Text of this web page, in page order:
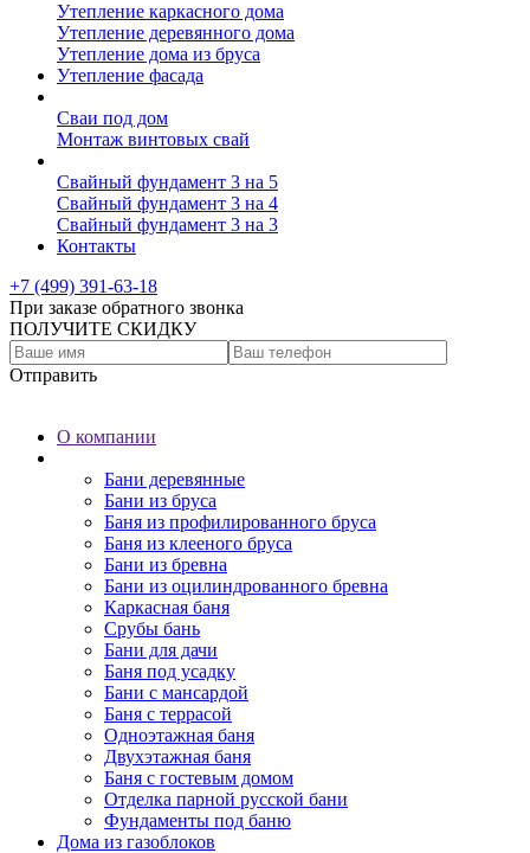
Утепление каркасного дома
Утепление деревянного дома
Утепление дома из бруса
Утепление фасада
Сваи под дом
Монтаж винтовых свай
Свайный фундамент 3 на 5
Свайный фундамент 3 на 4
Свайный фундамент 3 на 3
Контакты
+7 (499) 391-63-18
При заказе обратного звонка
ПОЛУЧИТЕ СКИДКУ
Отправить
О компании
Бани деревянные
Бани из бруса
Баня из профилированного бруса
Баня из клееного бруса
Бани из бревна
Бани из оцилиндрованного бревна
Каркасная баня
Срубы бань
Бани для дачи
Баня под усадку
Бани с мансардой
Баня с террасой
Одноэтажная баня
Двухэтажная баня
Баня с гостевым домом
Отделка парной русской бани
Фундаменты под баню
Дома из газоблоков